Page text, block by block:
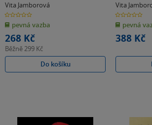
Vita Jamborová
0.0
z
5
hvězdiček
pevná vazba
268 Kč
Běžně299 Kč
Do košíku
Vita
0.0
z
5
hvězdiček
pevná
388 Kč